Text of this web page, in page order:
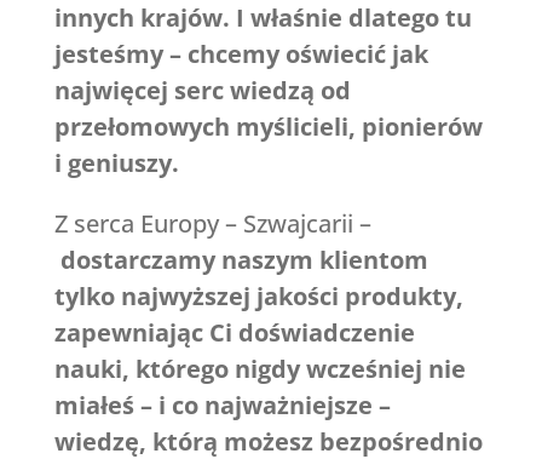
innych krajów. I właśnie dlatego tu
jesteśmy – chcemy oświecić jak
najwięcej serc wiedzą od
przełomowych myślicieli, pionierów
i geniuszy.
Z serca Europy – Szwajcarii –
dostarczamy naszym klientom
tylko najwyższej jakości produkty,
zapewniając Ci doświadczenie
nauki, którego nigdy wcześniej nie
miałeś – i co najważniejsze –
wiedzę, którą możesz bezpośrednio